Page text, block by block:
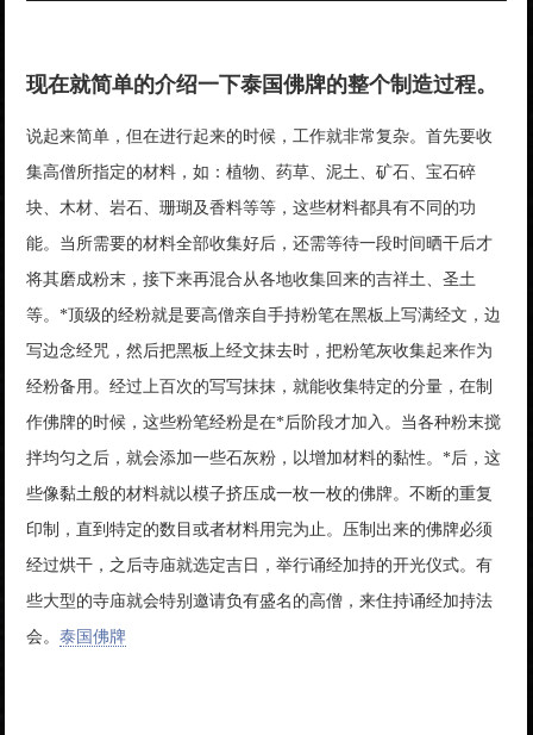
现在就简单的介绍一下泰国佛牌的整个制造过程。
说起来简单，但在进行起来的时候，工作就非常复杂。首先要收
集高僧所指定的材料，如：植物、药草、泥土、矿石、宝石碎
块、木材、岩石、珊瑚及香料等等，这些材料都具有不同的功
能。当所需要的材料全部收集好后，还需等待一段时间晒干后才
将其磨成粉末，接下来再混合从各地收集回来的吉祥土、圣土
等。*顶级的经粉就是要高僧亲自手持粉笔在黑板上写满经文，边
写边念经咒，然后把黑板上经文抹去时，把粉笔灰收集起来作为
经粉备用。经过上百次的写写抹抹，就能收集特定的分量，在制
作佛牌的时候，这些粉笔经粉是在*后阶段才加入。当各种粉末搅
拌均匀之后，就会添加一些石灰粉，以增加材料的黏性。*后，这
些像黏土般的材料就以模子挤压成一枚一枚的佛牌。不断的重复
印制，直到特定的数目或者材料用完为止。压制出来的佛牌必须
经过烘干，之后寺庙就选定吉日，举行诵经加持的开光仪式。有
些大型的寺庙就会特别邀请负有盛名的高僧，来住持诵经加持法
会。泰国佛牌